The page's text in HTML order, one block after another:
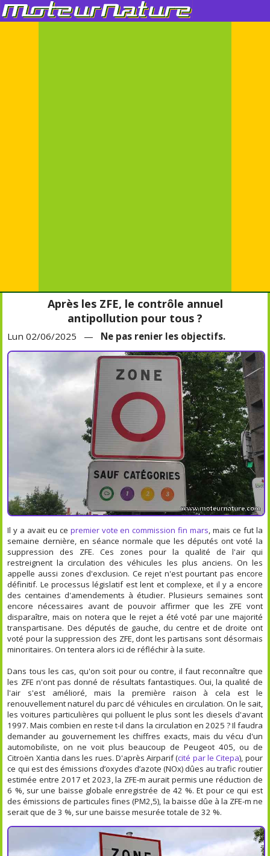
Après les ZFE, le contrôle annuel
antipollution pour tous ?
Lun 02/06/2025 — Ne pas renier les objectifs.
Il y a avait eu ce premier vote en commission fin mars, mais ce fut la
semaine dernière, en séance normale que les députés ont voté la
suppression des ZFE. Ces zones pour la qualité de l'air qui
restreignent la circulation des véhicules les plus anciens. On les
appelle aussi zones d'exclusion. Ce rejet n'est pourtant pas encore
définitif. Le processus législatif est lent et complexe, et il y a encore
des centaines d'amendements à étudier. Plusieurs semaines sont
encore nécessaires avant de pouvoir affirmer que les ZFE vont
disparaître, mais on notera que le rejet a été voté par une majorité
transpartisane. Des députés de gauche, du centre et de droite ont
voté pour la suppression des ZFE, dont les partisans sont désormais
minoritaires. On tentera alors ici de réfléchir à la suite.
Dans tous les cas, qu'on soit pour ou contre, il faut reconnaître que
les ZFE n'ont pas donné de résultats fantastiques. Oui, la qualité de
l'air s'est amélioré, mais la première raison à cela est le
renouvellement naturel du parc dé véhicules en circulation. On le sait,
les voitures particulières qui polluent le plus sont les diesels d'avant
1997. Mais combien en reste t-il dans la circulation en 2025 ? Il faudra
demander au gouvernement les chiffres exacts, mais du vécu d'un
automobiliste, on ne voit plus beaucoup de Peugeot 405, ou de
Citroën Xantia dans les rues. D'après Airparif (cité par le Citepa), pour
ce qui est des émissions d’oxydes d’azote (NOx) dûes au trafic routier
estimée entre 2017 et 2023, la ZFE-m aurait permis une réduction de
6 %, sur une baisse globale enregistrée de 42 %. Et pour ce qui est
des émissions de particules fines (PM2,5), la baisse dûe à la ZFE-m ne
serait que de 3 %, sur une baisse mesurée totale de 32 %.